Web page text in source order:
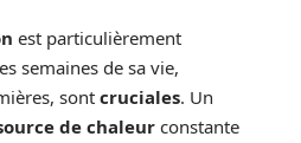
est particulièrement
semaines de sa vie,
sont cruciales. Un
de chaleurconstante